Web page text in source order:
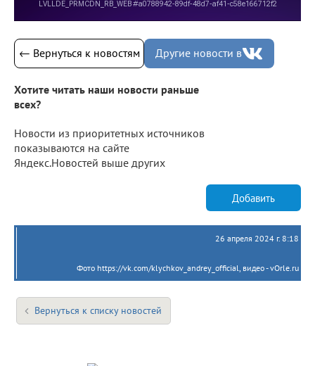
← Вернуться к новостям Другие новости в
Хотите читать наши новости раньше
всех?
Новости из приоритетных источников
показываются на сайте
Яндекс.Новостей выше других
Добавить
26 апреля 2024 г. 8:18
Фото https://vk.com/klychkov_andrey_official, видео - vOrle.ru
Вернуться к списку новостей